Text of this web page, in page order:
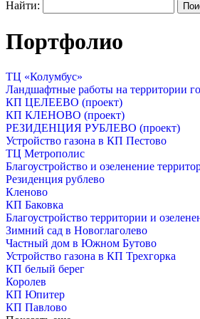
Найти:
Портфолио
ТЦ «Колумбус»
Ландшафтные работы на территории
КП ЦЕЛЕЕВО (проект)
КП КЛЕНОВО (проект)
РЕЗИДЕНЦИЯ РУБЛЕВО (проект)
Устройство газона в КП Пестово
ТЦ Метрополис
Благоустройство и озеленение
Резиденция рублево
Кленово
КП Баковка
Благоустройство территории и
Зимний сад в Новоглаголево
Частный дом в Южном Бутово
Устройство газона в КП Трехгорка
КП белый берег
Королев
КП Юпитер
КП Павлово